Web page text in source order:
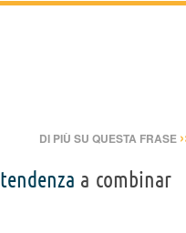
DI PIÙ SU QUESTA FRASE
tendenza a combinar